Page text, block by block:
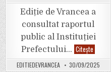
Ediție de Vrancea a
consultat raportul
public al Instituției
Prefectului… Citește
Cum
a
fost
EDITIEDEVRANCEA 30/09/2025